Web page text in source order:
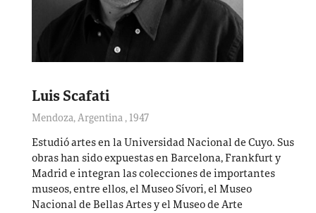
Luis Scafati
Mendoza, Argentina , 1947
Estudió artes en la Universidad Nacional de Cuyo. Sus
obras han sido expuestas en Barcelona, Frankfurt y
Madrid e integran las colecciones de importantes
museos, entre ellos, el Museo Sívori, el Museo
Nacional de Bellas Artes y el Museo de Arte